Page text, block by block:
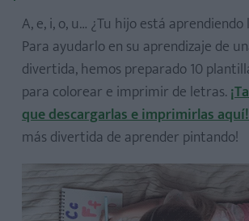
A, e, i, o, u… ¿Tu hijo está aprendiendo
Para ayudarlo en su aprendizaje de
divertida, hemos preparado 10
para colorear e imprimir de letras.
que descargarlas e imprimirlas aquí!
más divertida de aprender pintando!